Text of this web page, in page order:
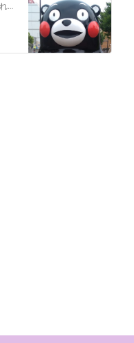
今回の熊本を震源とする地震で被災された皆さままだまだ余震も続き大変な時間を過ごされていると思います。心よりお見舞い申し上げます